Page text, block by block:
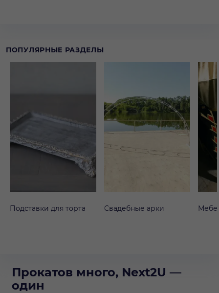
ПОПУЛЯРНЫЕ РАЗДЕЛЫ
Подставки для торта Свадебные арки
Прокатов много, Next2U —
один